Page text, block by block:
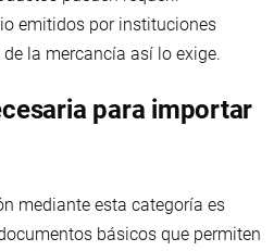
emitidos por instituciones
la mercancía así lo exige.
para importar
mediante esta categoría es
básicos que permiten